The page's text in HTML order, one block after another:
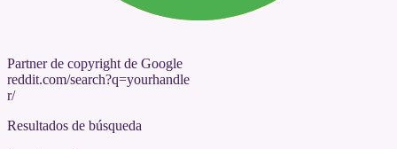
Partner de copyright de Google
reddit.com/search?q=yourhandle
r/
Resultados de búsqueda